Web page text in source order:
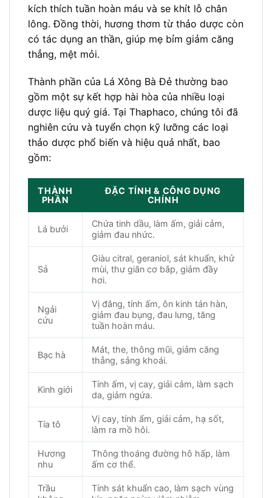
kích thích tuần hoàn máu và se khít lỗ chân
lông. Đồng thời, hương thơm từ thảo dược còn
có tác dụng an thần, giúp mẹ bỉm giảm căng
thẳng, mệt mỏi.
Thành phần của Lá Xông Bà Đẻ thường bao
gồm một sự kết hợp hài hòa của nhiều loại
dược liệu quý giá. Tại Thaphaco, chúng tôi đã
nghiên cứu và tuyển chọn kỹ lưỡng các loại
thảo dược phổ biến và hiệu quả nhất, bao
gồm:
THÀNH
PHẦN
ĐẶC TÍNH & CÔNG DỤNG
CHÍNH
Lá bưởi
Chứa tinh dầu, làm ấm, giải cảm,
giảm đau nhức.
Sả
Giàu citral, geraniol, sát khuẩn, khử
mùi, thư giãn cơ bắp, giảm đầy
hơi.
Ngải
cứu
Vị đắng, tính ấm, ôn kinh tán hàn,
giảm đau bụng, đau lưng, tăng
tuần hoàn máu.
Bạc hà
Mát, the, thông mũi, giảm căng
thẳng, sảng khoái.
Kinh giới
Tính ấm, vị cay, giải cảm, làm sạch
da, giảm ngứa.
Tía tô
Vị cay, tính ấm, giải cảm, hạ sốt,
làm ra mồ hôi.
Hương
nhu
Thông thoáng đường hô hấp, làm
ấm cơ thể.
Trầu
Tính sát khuẩn cao, làm sạch vùng